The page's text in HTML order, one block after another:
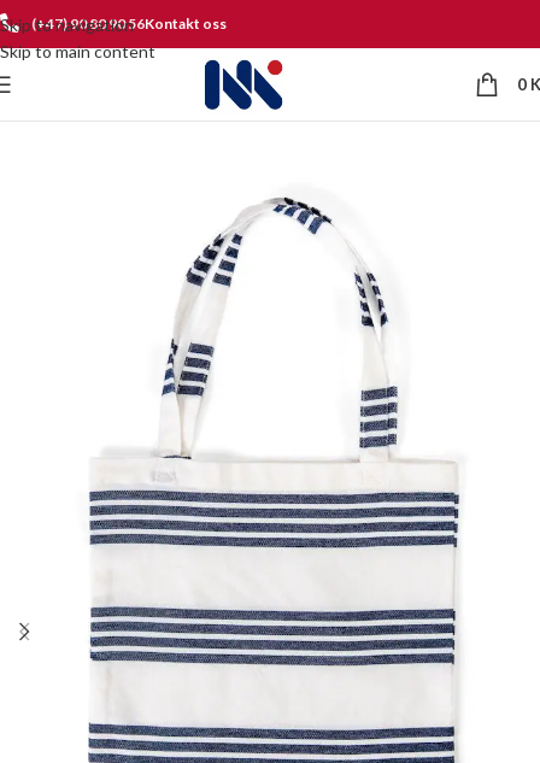
Skip to navigation
Skip to main content
(+47) 90 80 90 56Kontakt oss
0